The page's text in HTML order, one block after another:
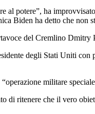
al potere”, ha
Biden ha detto che non
del Cremlino Dmitry
degli Stati Uniti
militare
di ritenere che il vero